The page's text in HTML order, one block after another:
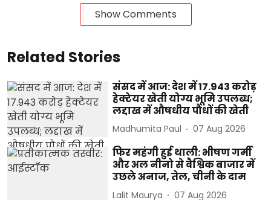
Show Comments
Related Stories
संसद में आज: देश में 17.943 करोड़
हेक्टेयर खेती योग्य भूमि उपलब्ध;
लद्दाख में औषधीय पौधों की खेती
Madhumita Paul 07 Aug 2026
फिर महंगी हुई थाली: भीषण गर्मी
और अल नीनो से वैश्विक बाजार में
उछले अनाज, तेल, चीनी के दाम
Lalit Maurya 07 Aug 2026